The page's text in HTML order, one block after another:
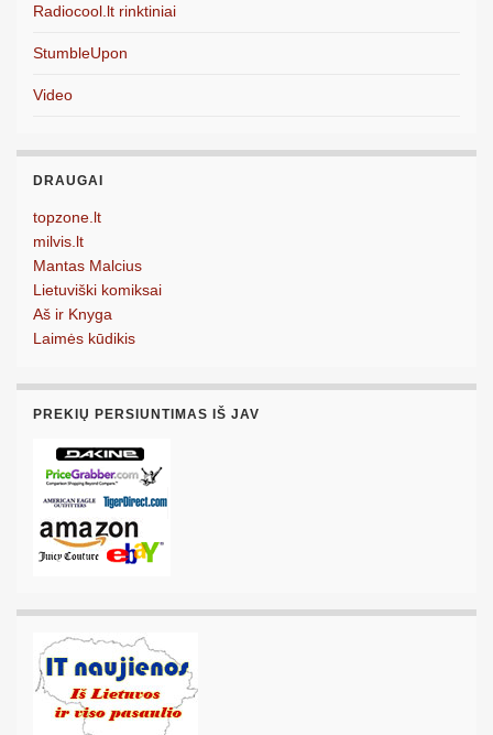
Radiocool.lt rinktiniai
StumbleUpon
Video
DRAUGAI
topzone.lt
milvis.lt
Mantas Malcius
Lietuviški komiksai
Aš ir Knyga
Laimės kūdikis
PREKIŲ PERSIUNTIMAS IŠ JAV